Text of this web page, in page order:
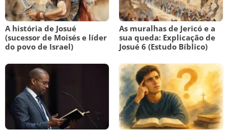
A história de Josué
(sucessor de Moisés e líder
do povo de Israel)
As muralhas de Jericó e a
sua queda: Explicação de
Josué 6 (Estudo Bíblico)